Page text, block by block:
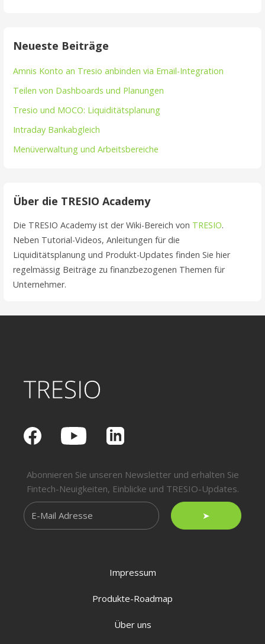
Neueste Beiträge
Amnis Konto an Tresio anbinden via Email-Integration
Teilen von Dashboards und Planungen
Tresio und MOCO: Liquiditätsplanung
Intraday Bankabgleich
Menüverwaltung und Arbeitsbereiche
Über die TRESIO Academy
Die TRESIO Academy ist der Wiki-Bereich von TRESIO.
Neben Tutorial-Videos, Anleitungen für die
Liquiditätsplanung und Produkt-Updates finden Sie hier
regelmässig Beiträge zu finanzbezogenen Themen für
Unternehmer.
Abonnieren Sie unseren Newsletter und erhalten Sie
Fintech-Neuigkeiten, Einblicke und TRESIO-Updates.
➤
Impressum
Produkte-Roadmap
Über uns